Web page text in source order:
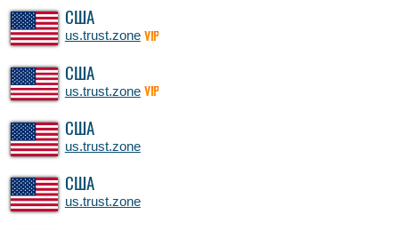
США
us.trust.zone VIP
США
us.trust.zone VIP
США
us.trust.zone
США
us.trust.zone